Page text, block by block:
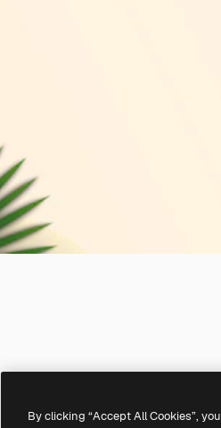
By clicking “Accept All Cookies”,